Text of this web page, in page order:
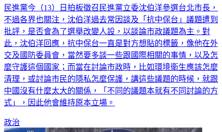
民進黨今（13）日拍板徵召民進黨立委沈伯洋參選台北市長，
不過各界也關注，沈伯洋過去常因談及「抗中保台」議題遭到
批評，是否會為了選舉改變人設，以談論市政議題為主。對
此，沈伯洋回應，抗中保台一直是對方想貼的標籤，像他在外
交及國防委員會，當然要多談一些跟國際相關的事情，以及怎
麼守護這個國家；而當在討論市政時，比如環境衛生應該怎麼
清理，或討論市民的隱私怎麼保護，講這些議題的時候，就跟
中國沒有什麼太大的關係，「不同的議題本就有不同討論的方
式」，因此他會維持原本立場。
政治